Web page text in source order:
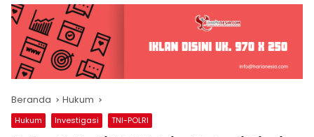
Beranda Hukum
Hukum Investigasi TNI-POLRI